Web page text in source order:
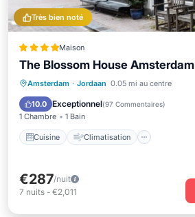
Très bien noté
Maison
The Blossom House Amsterdam
Amsterdam · Jordaan 0.05 mi au centre
10.0 Exceptionnel(97 Commentaires)
1 Chambre 1 Bain
Cuisine Climatisation
Cuisine Climatisation
Bar
€287/nuit
7 nuits - €2,011